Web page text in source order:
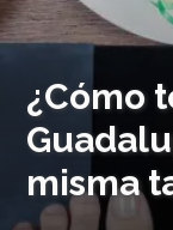
¿Cómo
misma